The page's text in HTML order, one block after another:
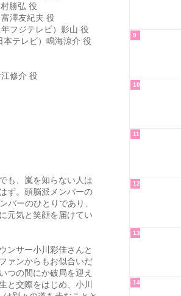
勝弘 役
澤友紀夫 役
フジテレビ）影山 役
テレビ）鳴海涼介 役
修介 役
も、嵐を知らない人は
ず。頭脳派メンバーの
バーのひとりであり、
元気と笑顔を届けてい
ンサー小川彩佳さんと
ァンからもお似合いだ
つの間にか破局を迎え
と交際をはじめ、小川
9
10
11
12
13
14